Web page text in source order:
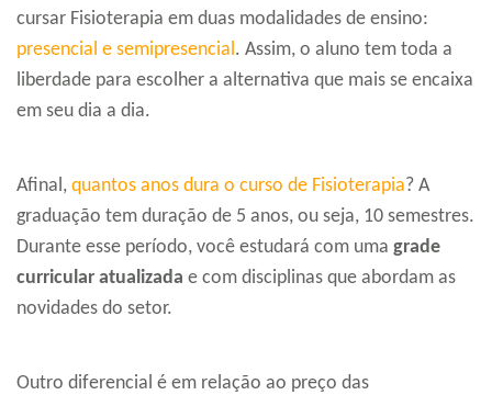
cursar Fisioterapia em duas modalidades de ensino:
presencial e semipresencial. Assim, o aluno tem toda a
liberdade para escolher a alternativa que mais se encaixa
em seu dia a dia.
Afinal, quantos anos dura o curso de Fisioterapia? A
graduação tem duração de 5 anos, ou seja, 10 semestres.
Durante esse período, você estudará com uma grade
curricular atualizada e com disciplinas que abordam as
novidades do setor.
Outro diferencial é em relação ao preço das